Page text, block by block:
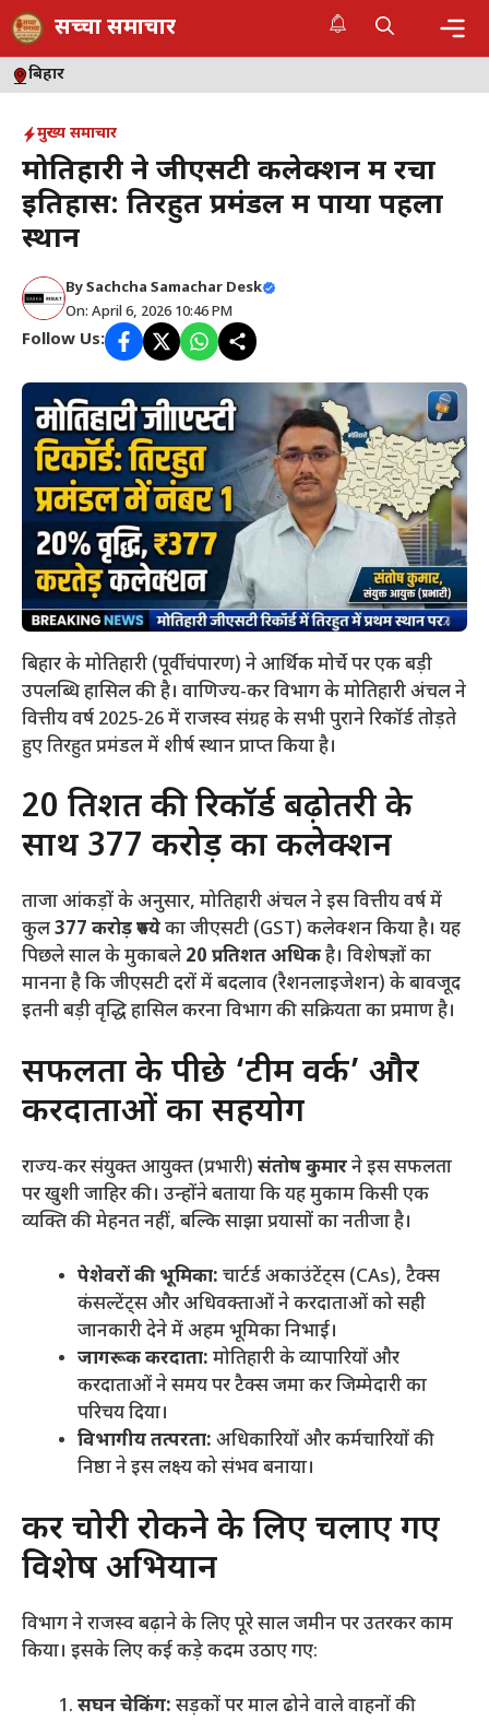
Skip
to
content
सच्चा समाचार
बिहार
मुख्य समाचार
मोतिहारी ने जीएसटी कलेक्शन में रचा
इतिहास: तिरहुत प्रमंडल में पाया पहला
स्थान
BySachcha Samachar Desk
On: April 6, 2026 10:46 PM
Follow Us:
बिहार के मोतिहारी (पूर्वी चंपारण) ने आर्थिक मोर्चे पर एक बड़ी
उपलब्धि हासिल की है। वाणिज्य-कर विभाग के मोतिहारी अंचल ने
वित्तीय वर्ष 2025-26 में राजस्व संग्रह के सभी पुराने रिकॉर्ड तोड़ते
हुए तिरहुत प्रमंडल में शीर्ष स्थान प्राप्त किया है।
​20 प्रतिशत की रिकॉर्ड बढ़ोतरी के
साथ 377 करोड़ का कलेक्शन
​ताजा आंकड़ों के अनुसार, मोतिहारी अंचल ने इस वित्तीय वर्ष में
कुल377 करोड़ रुपयेका जीएसटी (GST) कलेक्शन किया है। यह
पिछले साल के मुकाबले 20 प्रतिशत अधिकहै। विशेषज्ञों का
मानना है कि जीएसटी दरों में बदलाव (रैशनलाइजेशन) के बावजूद
इतनी बड़ी वृद्धि हासिल करना विभाग की सक्रियता का प्रमाण है।
​सफलता के पीछे ‘टीम वर्क’ और
करदाताओं का सहयोग
​राज्य-कर संयुक्त आयुक्त (प्रभारी) संतोष कुमारने इस सफलता
पर खुशी जाहिर की। उन्होंने बताया कि यह मुकाम किसी एक
व्यक्ति की मेहनत नहीं, बल्कि साझा प्रयासों का नतीजा है।
पेशेवरों की भूमिका: चार्टर्ड अकाउंटेंट्स (CAs), टैक्स
कंसल्टेंट्स और अधिवक्ताओं ने करदाताओं को सही
जानकारी देने में अहम भूमिका निभाई।
जागरूक करदाता: मोतिहारी के व्यापारियों और
करदाताओं ने समय पर टैक्स जमा कर जिम्मेदारी का
परिचय दिया।
विभागीय तत्परता: अधिकारियों और कर्मचारियों की
निष्ठा ने इस लक्ष्य को संभव बनाया।
​कर चोरी रोकने के लिए चलाए गए
विशेष अभियान
​विभाग ने राजस्व बढ़ाने के लिए पूरे साल जमीन पर उतरकर काम
किया। इसके लिए कई कड़े कदम उठाए गए:
सघन चेकिंग: सड़कों पर माल ढोने वाले वाहनों की